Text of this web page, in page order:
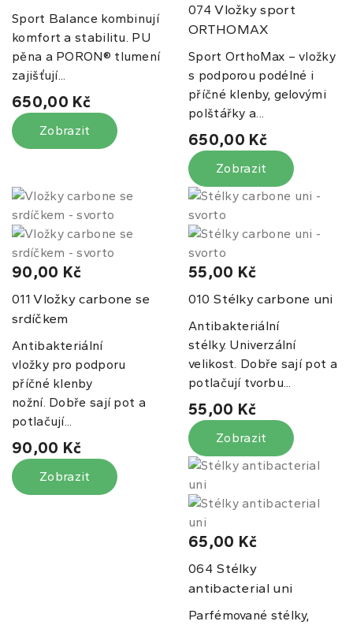
Sport Balance kombinují
komfort a stabilitu. PU
pěna a PORON® tlumení
zajišťují...
650,00 Kč
Zobrazit
074Vložky sport
ORTHOMAX
Sport OrthoMax – vložky
s podporou podélné i
příčné klenby, gelovými
polštářky a...
650,00 Kč
Zobrazit
90,00 Kč
011 Vložky carbone se
srdíčkem
Antibakteriální
vložky pro podporu
příčné klenby
nožní. Dobře sají pot a
potlačují...
90,00 Kč
Zobrazit
55,00 Kč
010 Stélky carbone uni
Antibakteriální
stélky. Univerzální
velikost. Dobře sají pot a
potlačují tvorbu...
55,00 Kč
Zobrazit
65,00 Kč
064Stélky
antibacterial uni
Parfémované stélky,